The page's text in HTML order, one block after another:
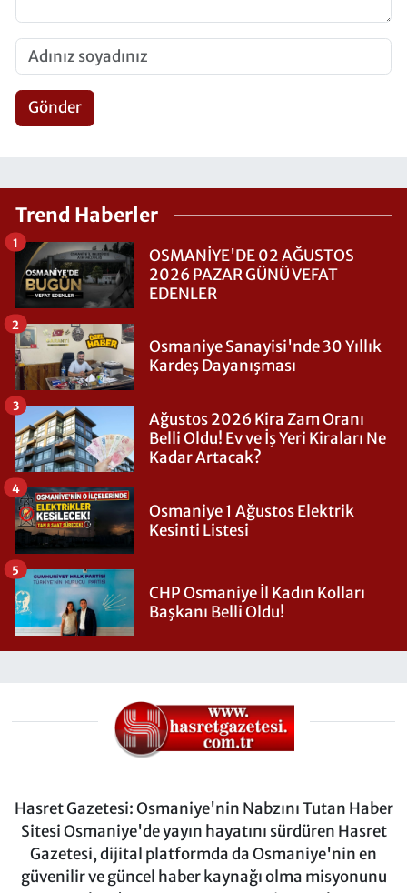
Gönder
Trend Haberler
OSMANİYE'DE 02 AĞUSTOS
2026 PAZAR GÜNÜ VEFAT
EDENLER
1
Osmaniye Sanayisi'nde 30 Yıllık
Kardeş Dayanışması
2
Ağustos 2026 Kira Zam Oranı
Belli Oldu! Ev ve İş Yeri Kiraları Ne
Kadar Artacak?
3
Osmaniye 1 Ağustos Elektrik
Kesinti Listesi
4
CHP Osmaniye İl Kadın Kolları
Başkanı Belli Oldu!
5
Hasret Gazetesi: Osmaniye'nin Nabzını Tutan Haber
Sitesi Osmaniye'de yayın hayatını sürdüren Hasret
Gazetesi, dijital platformda da Osmaniye'nin en
güvenilir ve güncel haber kaynağı olma misyonunu